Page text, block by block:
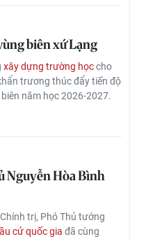
biên xứ Lạng
xây dựng trường họccho
trương thúc đẩy tiến độ
năm học 2026-2027.
Nguyễn Hòa Bình
trị, Phó Thủ tướng
cử quốc gia đã cùng